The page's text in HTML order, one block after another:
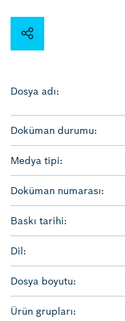
Dosya adı:
Doküman durumu:
Medya tipi:
Doküman numarası:
Baskı tarihi:
Dil:
Dosya boyutu:
Ürün grupları: